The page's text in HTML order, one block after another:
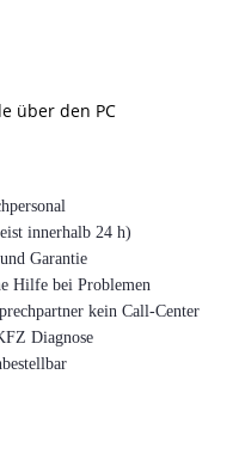
über den PC
innerhalb 24 h)
Garantie
Hilfe bei Problemen
kein Call-Center
Diagnose